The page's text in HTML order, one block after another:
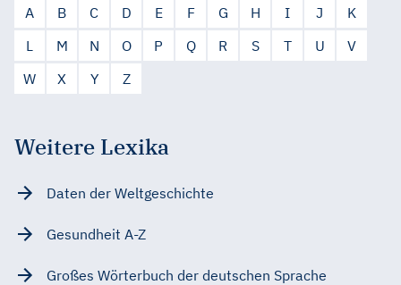
A B C D E F G H I J
K
L
M N O P Q R S T U
V
W
X Y Z
Weitere Lexika
Daten der Weltgeschichte
Gesundheit A-Z
Großes Wörterbuch der deutschen Sprache